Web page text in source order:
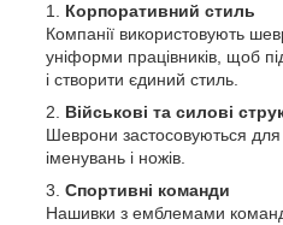
Корпоративний стиль
Компанії використовують
уніформи працівників, щоб
і створити єдиний стиль.
Військові та силові
Шеврони застосовуються для
іменувань і ножів.
Спортивні команди
Нашивки з емблемами